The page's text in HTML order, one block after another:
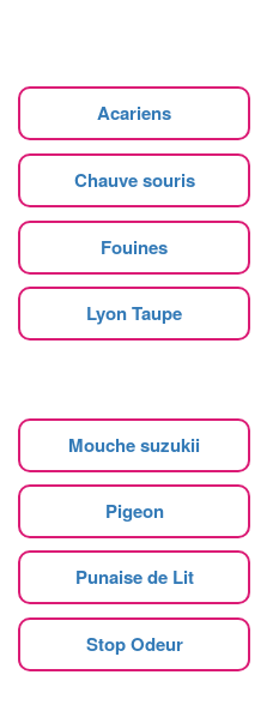
Acariens
Chauve souris
Fouines
Lyon Taupe
Mouche suzukii
Pigeon
Punaise de Lit
Stop Odeur